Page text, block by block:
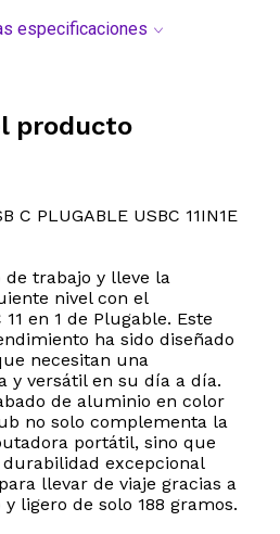
especificaciones
producto
C PLUGABLE USBC 11IN1E
de trabajo y lleve la
nivel con el
en 1 de Plugable. Este
ha sido diseñado
necesitan una
y versátil en su día a día.
de aluminio en color
no solo complementa la
portátil, sino que
excepcional
llevar de viaje gracias a
ligero de solo 188 gramos.